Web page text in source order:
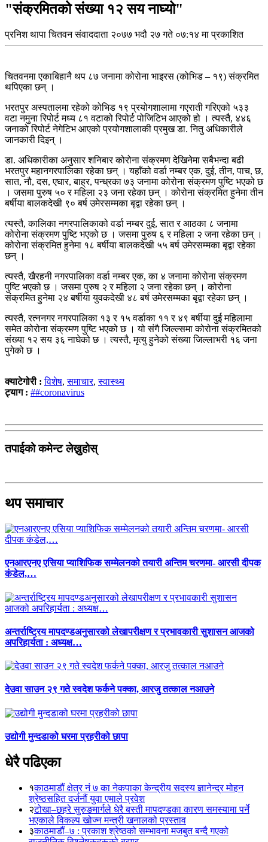
"संक्रमितको संख्या १२ सय नाघ्यो"
प्रनिश थापा चितवन संवाददाता २०७७ भदौ २७ गते ०७:१४ मा प्रकाशित
चितवनमा एकाबिहानै थप ८७ जनामा कोरोना भाइरस (कोभिड – १९) संक्रमित
थपिएका छन् ।
भरतपुर अस्पतालमा रहेको कोभिड १९ प्रयोगशालामा गएराती गरिएको ५३३
वटा नमुना रिपोर्ट मध्य ८१ वटाको रिपोर्ट पोजिटिभ आएको हो । त्यस्तै, ४४६
जनाको रिपोर्ट नेगेटिभ आएको प्रयोगशालाकी प्रमुख डा. नितु अधिकारीले
जानकारी दिइन् ।
डा. अधिकारीका अनुसार शनिबार कोरोना संक्रमण देखिनेमा सबैभन्दा बढी
भरतपुर महानगरपालिका रहेका छन् । यहाँको वर्डा नम्बर एक, दुई, तीन, पाच, छ,
सात, नौ, दस, एघार, बाह्र, पन्ध्रका ७३ जनामा कोरोना संक्रमण पुष्टि भएको छ
। जसमा पुरुष ५० र महिला २३ जना रहेका छन् । कोरोना संक्रमित हुनेमा तीन
बर्षीया बालकदेखी ९० बर्ष उमेरसम्मका बृद्वा रहेका छन् ।
त्यस्तै, कालिका नगरपालिकाको वर्डा नम्बर दुई, सात र आठका ८ जनामा
कोरोना संक्रमण पुष्टि भएको छ । जसमा पुरुष ६ र महिला २ जना रहेका छन् ।
कोरोना संक्रमित हुनेमा १८ बर्षीया बालकदेखी ५५ बर्ष उमेरसम्मका बृद्वा रहेका
छन् ।
त्यस्तै, खैरहनी नगरपालिका वर्डा नम्बर एक, का ४ जनामा कोरोना संक्रमण
पुष्टि भएको छ । जसमा पुरुष २ र महिला २ जना रहेका छन् । कोरोना
संक्रमित हुनेमा २४ बर्षीया युवकदेखी ४८ बर्ष उमेरसम्मका बृद्वा रहेका छन् ।
त्यस्तै, रत्ननगर नगरपालिका १३ र १५ वर्डाका ११ र ४९ बर्षीया दुई महिलामा
समेत कोरोना संक्रमण पुष्टि भएको छ । यो संगै जिल्ल्समा कोरोना संक्रमितको
संख्या १२ सय ३६ नाघेको छ । त्यस्तै, मृत्यु हुनेको संख्या जिल्लाभरी १६ जना
पुगेको छ ।
क्याटेगोरी :विशेष,समाचार,स्वास्थ्य
ट्याग : ##coronavirus
तपाईको कमेन्ट लेख्नुहोस्
थप समाचार
एनआरएनए एसिया प्याशिफिक सम्मेलनको तयारी अन्तिम चरणमा- आरसी दीपक
कंडेल,…
अन्तर्राष्ट्रिय मापदण्डअनुसारको लेखापरीक्षण र प्रभावकारी सुशासन आजको
अपरिहार्यता : अध्यक्ष…
देउवा साउन २९ गते स्वदेश फर्कने पक्का, आरजु तत्काल नआउने
उद्योगी मुन्दडाको घरमा प्रहरीको छापा
धेरै पढिएका
१काठमाडौं क्षेत्र नं ७ का नेकपाका केन्द्रीय सदस्य ज्ञानेन्द्र मोहन
श्रेष्ठसहित दर्जनौं युवा एमाले प्रवेश
२टोखा–छहरे सुरुङमार्गले धेरै बस्ती मापदण्डका कारण समस्यामा पर्ने
भएकाले विकल्प खोज्न मन्त्री खनालको प्रस्ताव
३काठमाडौं–७ : प्रकाश श्रेष्ठको सम्भावना मजबुत बन्दै गएको